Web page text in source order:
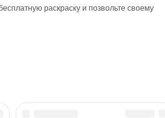
раскраску и позвольте своему